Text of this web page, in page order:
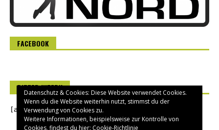
FACEBOOK
RITTER INTERN
[asverein_login]
Datenschutz & Cookies: Diese Website verwendet Cookies.
Wenn du die Website weiterhin nutzt, stimmst du der
Verwendung von Cookies zu.
Weitere Informationen, beispielsweise zur Kontrolle von
Cookies, findest du hier: Cookie-Richtlinie